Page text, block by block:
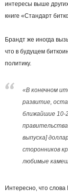
интересы выше
книге «Стандарт
Брандт же иногда
что в будущем
политику.
«В конечном
развитие,
ближайшие 10-
выпуска]
сторонников
любимые
Интересно, что